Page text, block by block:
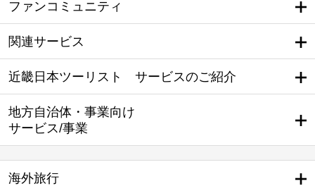
ファンコミュニティ
関連サービス
近畿日本ツーリスト サービスのご紹介
地方自治体・事業向け
サービス/事業
海外旅行